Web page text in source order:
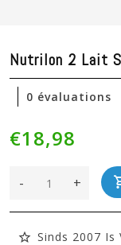
Nutrilon 2 Lait
0 évaluations
€18,98
+
-
Sinds 2007 Is